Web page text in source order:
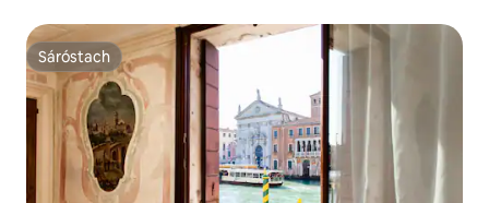
Sáróstach
Sáróstach